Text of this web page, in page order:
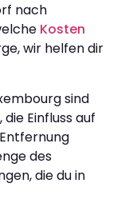
nach
Kosten
wir helfen dir
sind
Einfluss auf
des
die du in